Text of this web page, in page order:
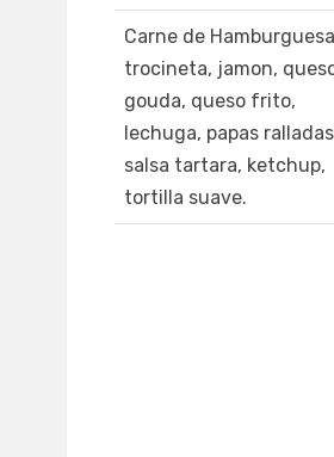
Carne de
trocineta, jamon,
gouda, queso frito,
lechuga, papas
salsa tartara, ketchup,
tortilla suave.